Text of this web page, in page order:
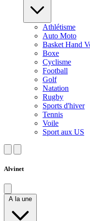
Athlétisme
Auto Moto
Basket Hand
Boxe
Cyclisme
Football
Golf
Natation
Rugby
Sports d'hiver
Tennis
Voile
Sport aux US
Alvinet
A la une